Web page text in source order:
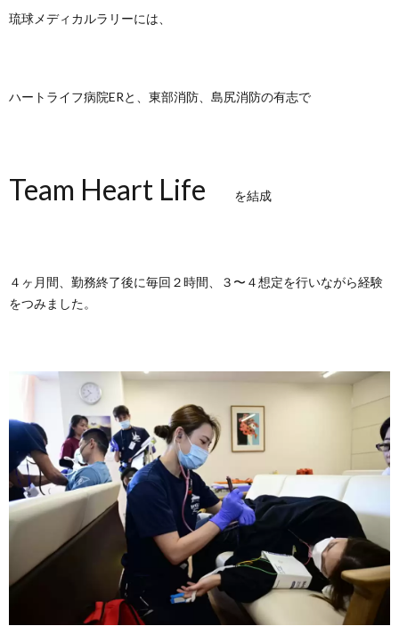
琉球メディカルラリーには、
ハートライフ病院ERと、東部消防、島尻消防の有志で
Team Heart Life を結成
４ヶ月間、勤務終了後に毎回２時間、３〜４想定を行いながら経験
をつみました。